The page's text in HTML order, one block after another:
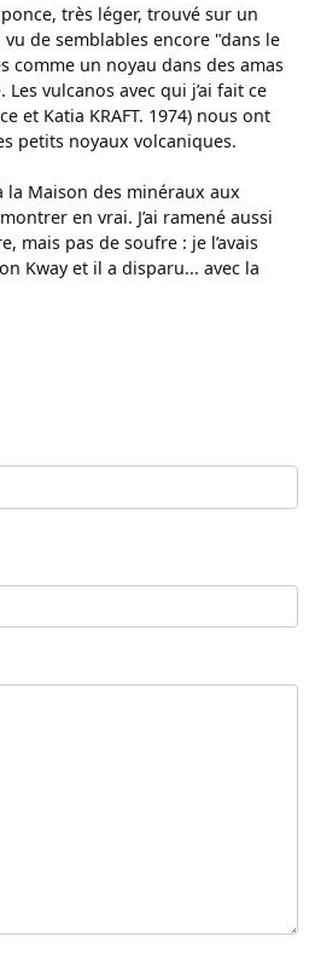
très léger, trouvé sur un
vu de semblables encore "dans le
comme un noyau dans des amas
vulcanos avec qui j’ai fait ce
et Katia KRAFT. 1974) nous ont
petits noyaux volcaniques.
Maison des minéraux aux
en vrai. J’ai ramené aussi
mais pas de soufre : je l’avais
Kway et il a disparu... avec la